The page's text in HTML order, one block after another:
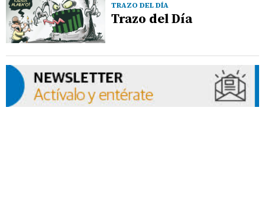
TRAZO DEL DÍA
Trazo del Día